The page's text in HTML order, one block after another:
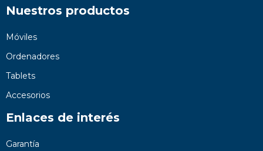
Nuestros productos
Móviles
Ordenadores
Tablets
Accesorios
Enlaces de interés
Garantía